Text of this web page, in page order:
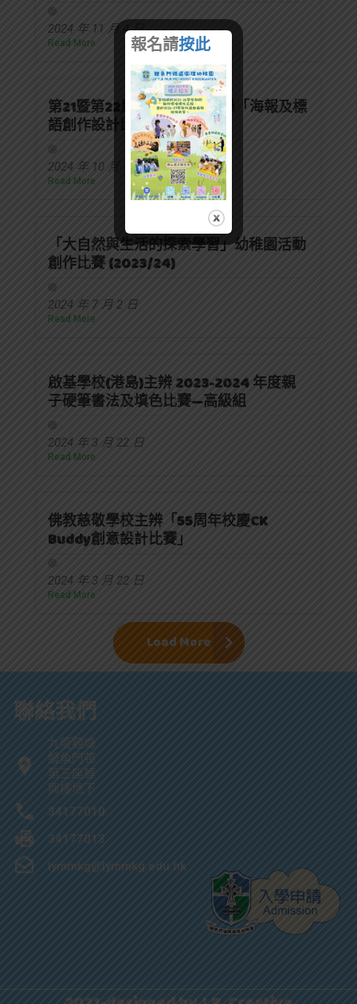
2024 年 11 月 4 日
Read More
第21暨第22屆家校委員會選舉「海報及標
語創作設計比賽」 得獎結果
2024 年 10 月 7 日
Read More
「大自然與生活的探索學習」幼稚園活動
創作比賽 (2023/24)
2024 年 7 月 2 日
Read More
啟基學校(港島)主辨 2023-2024 年度親
子硬筆書法及填色比賽—高級組
2024 年 3 月 22 日
Read More
佛教慈敬學校主辨「55周年校慶CK
Buddy創意設計比賽」
2024 年 3 月 22 日
Read More
Load More
聯絡我們
九龍觀塘
鯉魚門邨
第三座鯉
興樓地下
34177010
34177013
lymmkg@lymmkg.edu.hk
報名請按此